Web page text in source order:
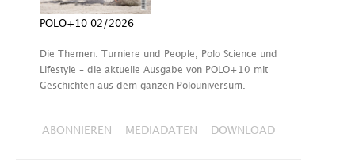
POLO+10 02/2026
Die Themen: Turniere und People, Polo Science und
Lifestyle – die aktuelle Ausgabe von POLO+10 mit
Geschichten aus dem ganzen Polouniversum.
ABONNIEREN MEDIADATEN DOWNLOAD